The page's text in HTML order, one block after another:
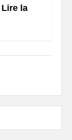
Lire la